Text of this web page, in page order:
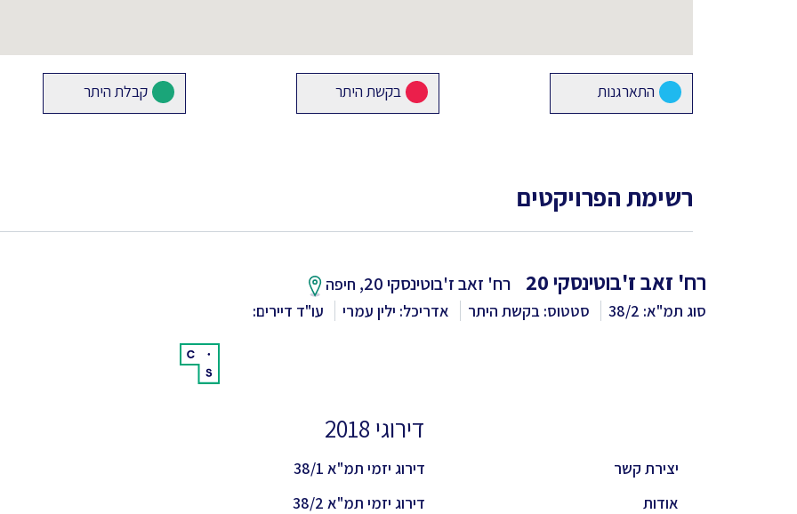
התארגנות בקשת היתר קבלת היתר
רשימת הפרויקטים
רח' זאב ז'בוטינסקי 20 רח' זאב ז'בוטינסקי 20,
חיפה
סוג תמ"א: 38/2
סטטוס: בקשת היתר אדריכל: ילין עמרי עו"ד דיירים:
יצירת קשר
אודות
דירוגי 2018
דירוג יזמי תמ"א 38/1
דירוג יזמי תמ"א 38/2